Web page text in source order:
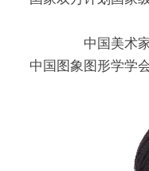
中国美术
中国图象图形学学